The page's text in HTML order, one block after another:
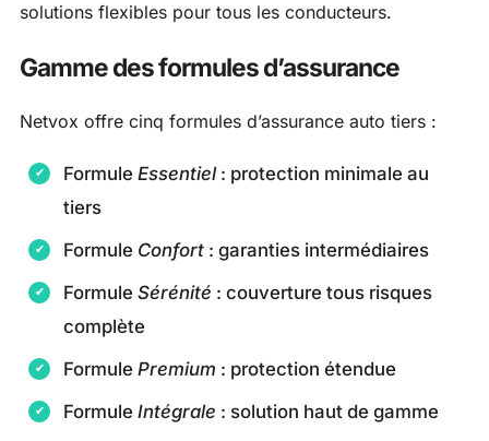
solutions flexibles pour tous les conducteurs.
Gamme des formules d’assurance
Netvox offre cinq formules d’assurance auto tiers :
Formule Essentiel: protection minimale au
tiers
Formule Confort : garanties intermédiaires
Formule Sérénité : couverture tous risques
complète
Formule Premium : protection étendue
Formule Intégrale : solution haut de gamme